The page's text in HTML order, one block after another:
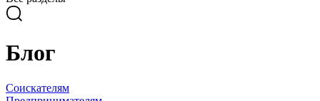
Блог
Соискателям